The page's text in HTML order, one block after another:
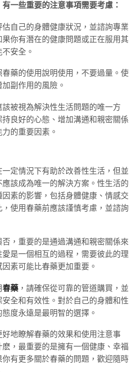
一些重要的注意事項需要考慮：
自己的身體健康狀況，並諮詢專業
你有潛在的健康問題或正在服用其
安全。
藥的使用說明使用，不要過量。使
副作用的風險。
該被視為解決性生活問題的唯一方
良好的心態、增加溝通和親密關係
的重要因素。
一定情況下有助於改善性生活，但並
該成為唯一的解決方案。性生活的
素的影響，包括身體健康、情感交
使用春藥前應該謹慎考慮，並諮詢
，重要的是通過溝通和親密關係來
是一個相互的過程，需要彼此的理
素可能比春藥更加重要。
春藥 ，請確保從可靠的管道購買，並
全和有效性。對於自己的身體和性
度永遠是最明智的選擇。
地瞭解春藥的效果和使用注意事
，最重要的是擁有一個健康、幸福
有更多關於春藥的問題，歡迎隨時